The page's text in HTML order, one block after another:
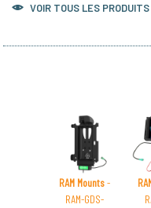
VOIR TOUS LES
RAM Mounts-
RAM-GDS-